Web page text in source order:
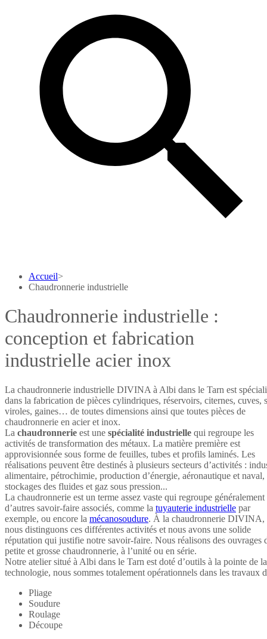
Accueil>
Chaudronnerie industrielle
Chaudronnerie industrielle :
conception et fabrication
industrielle acier inox
La chaudronnerie industrielle DIVINA à Albi dans le Tarn est
dans la fabrication de pièces cylindriques, réservoirs, citernes, cuves,
viroles, gaines… de toutes dimensions ainsi que toutes pièces de
chaudronnerie en acier et inox.
La chaudronnerie est une spécialité industrielle qui regroupe les
activités de transformation des métaux. La matière première est
approvisionnée sous forme de feuilles, tubes et profils laminés. Les
réalisations peuvent être destinés à plusieurs secteurs d’activités :
alimentaire, pétrochimie, production d’énergie, aéronautique et naval,
stockages des fluides et gaz sous pression...
La chaudronnerie est un terme assez vaste qui regroupe généralement
d’autres savoir-faire associés, comme la tuyauterie industrielle par
exemple, ou encore la mécanosoudure. À la chaudronnerie DIVINA,
nous distinguons ces différentes activités et nous avons une solide
réputation qui justifie notre savoir-faire. Nous réalisons des ouvrages
petite et grosse chaudronnerie, à l’unité ou en série.
Notre atelier situé à Albi dans le Tarn est doté d’outils à la pointe de la
technologie, nous sommes totalement opérationnels dans les travaux
Pliage
Soudure
Roulage
Découpe